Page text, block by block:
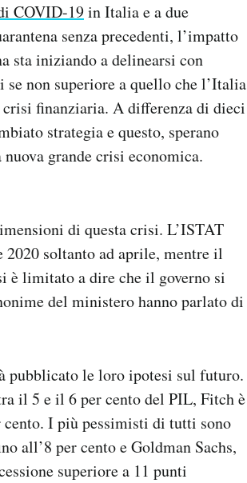
COVID-19in Italia e a due
senza precedenti, l’impatto
sta iniziando a delinearsi con
non superiore a quello che l’Italia
finanziaria. A differenza di dieci
strategia e questo, sperano
grande crisi economica.
di questa crisi. L’ISTAT
soltanto ad aprile, mentre il
è limitato a dire che il governo si
del ministero hanno parlato di
pubblicato le loro ipotesi sul futuro.
il 5 e il 6 per cento del PIL, Fitch è
I più pessimisti di tutti sono
all’8 per cento e Goldman Sachs,
superiore a 11 punti